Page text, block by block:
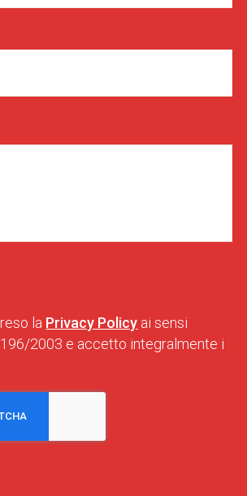
la Privacy Policy ai sensi
196/2003 e accetto integralmente i